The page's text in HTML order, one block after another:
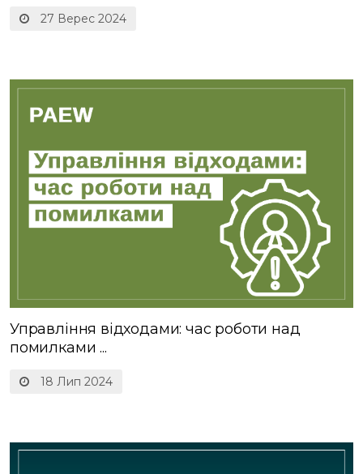
27 Верес 2024
18 Лип 2024
Управління відходами: час роботи над
помилками ...